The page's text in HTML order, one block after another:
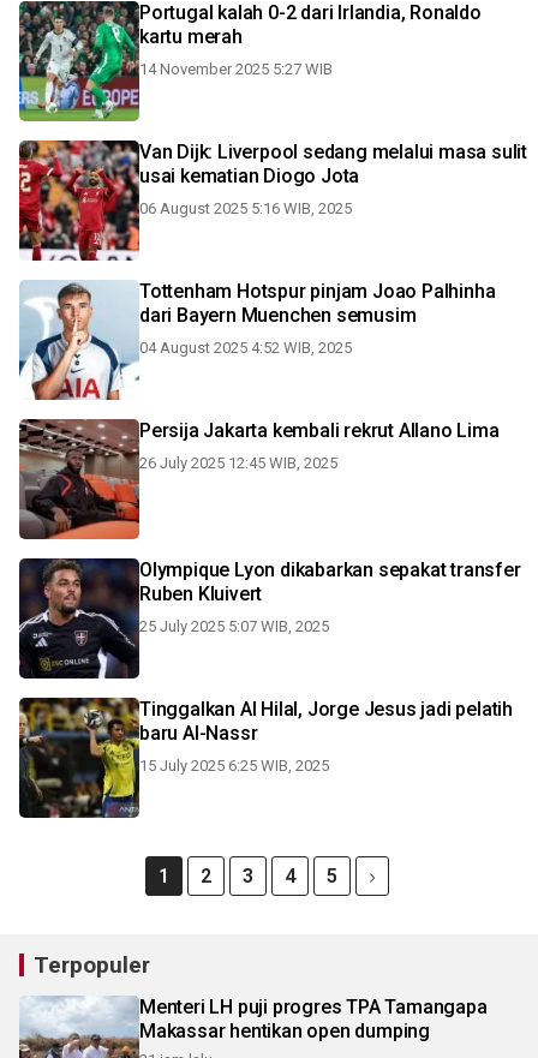
Portugal kalah 0-2 dari Irlandia, Ronaldo
kartu merah
14 November 2025 5:27 WIB
Van Dijk: Liverpool sedang melalui masa sulit
usai kematian Diogo Jota
06 August 2025 5:16 WIB, 2025
Tottenham Hotspur pinjam Joao Palhinha
dari Bayern Muenchen semusim
04 August 2025 4:52 WIB, 2025
Persija Jakarta kembali rekrut Allano Lima
26 July 2025 12:45 WIB, 2025
Olympique Lyon dikabarkan sepakat transfer
Ruben Kluivert
25 July 2025 5:07 WIB, 2025
Tinggalkan Al Hilal, Jorge Jesus jadi pelatih
baru Al-Nassr
15 July 2025 6:25 WIB, 2025
1 2 3 4 5
Terpopuler
Menteri LH puji progres TPA Tamangapa
Makassar hentikan open dumping